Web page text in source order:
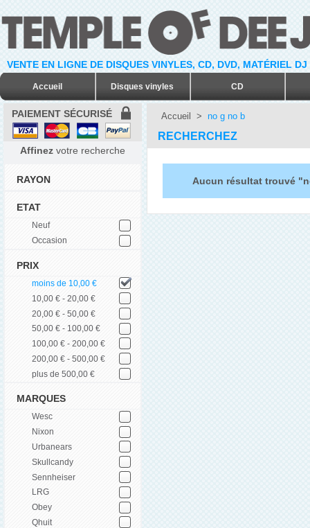
VENTE EN LIGNE DE DISQUES VINYLES, CD, DVD, MATÉRIEL
Accueil Disques vinyles CD
PAIEMENT SÉCURISÉ
Affinez votre recherche
RAYON
ETAT
Neuf
Occasion
PRIX
moins de 10,00 €
10,00 € - 20,00 €
20,00 € - 50,00 €
50,00 € - 100,00 €
100,00 € - 200,00 €
200,00 € - 500,00 €
plus de 500,00 €
MARQUES
Wesc
Nixon
Urbanears
Skullcandy
Sennheiser
LRG
Obey
Qhuit
Accueil > no g no b
RECHERCHEZ
Aucun résultat trouvé